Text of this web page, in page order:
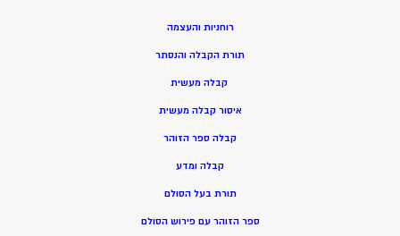
רוחניות והעצמה
תורת הקבלה והנסתר
קבלה מעשית
איסור קבלה מעשית
קבלה ספר הזוהר
קבלה ומדע
תורת בעל הסולם
ספר הזוהר עם פירוש הסולם